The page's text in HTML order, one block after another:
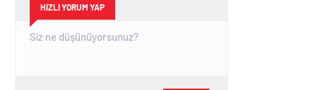
HIZLI YORUM YAP